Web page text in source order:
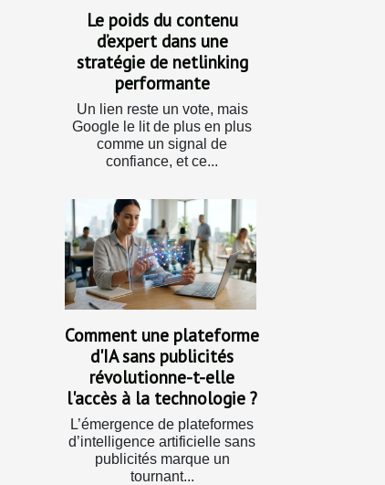
Le poids du contenu
d’expert dans une
stratégie de netlinking
performante
Un lien reste un vote, mais
Google le lit de plus en plus
comme un signal de
confiance, et ce...
Comment une plateforme
d'IA sans publicités
révolutionne-t-elle
l'accès à la technologie ?
L’émergence de plateformes
d’intelligence artificielle sans
publicités marque un
tournant...